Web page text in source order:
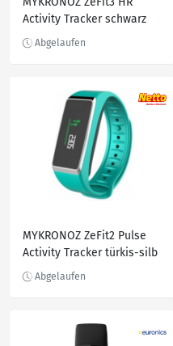
Activity Tracker schwarz
MYKRONOZ ZeFit2 Pulse
Activity Tracker türkis-silb